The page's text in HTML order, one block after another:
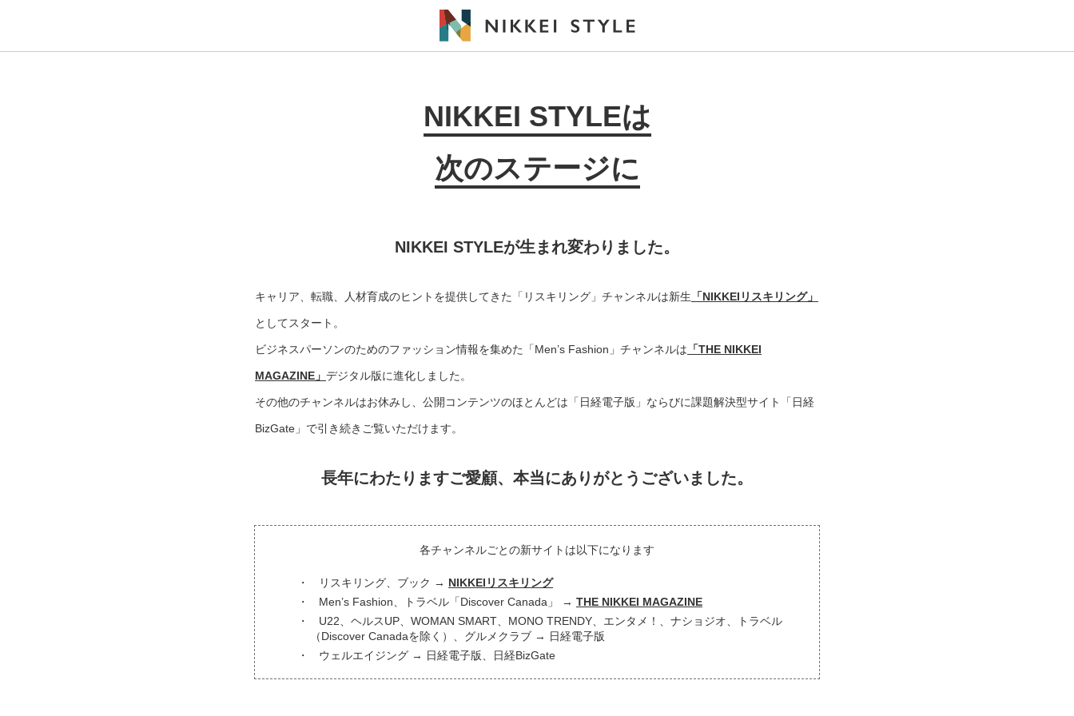
NIKKEI STYLEは
次のステージに
NIKKEI STYLEが生まれ変わりました。
キャリア、転職、人材育成のヒントを提供してきた「リスキリング」チャンネルは新生 「NIKKEIリスキリング」
としてスタート。
ビジネスパーソンのためのファッション情報を集めた「Men’s Fashion」チャンネルは 「THE NIKKEI
MAGAZINE」 デジタル版に進化しました。
その他のチャンネルはお休みし、公開コンテンツのほとんどは「日経電子版」ならびに課題解決型サイト「日経
BizGate」で引き続きご覧いただけます。
長年にわたりますご愛顧、 本当にありがとうございました。
各チャンネルごとの新サイトは以下になります
リスキリング、ブック
NIKKEIリスキリング
Men’s Fashion、トラベル「Discover Canada」
THE NIKKEI MAGAZINE
U22、ヘルスUP、WOMAN SMART、MONO TRENDY、エンタメ！、ナショジオ、トラベル
（Discover Canadaを除く）、グルメクラブ
日経電子版
ウェルエイジング
日経電子版、日経BizGate